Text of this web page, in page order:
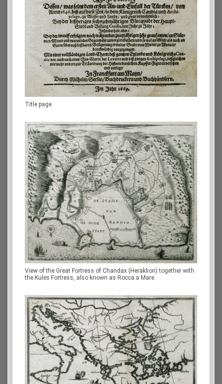
Title page.
View of the Great Fortress of Chandax (Heraklion) together with
the Kules Fortress, also known as Rocca a Mare.